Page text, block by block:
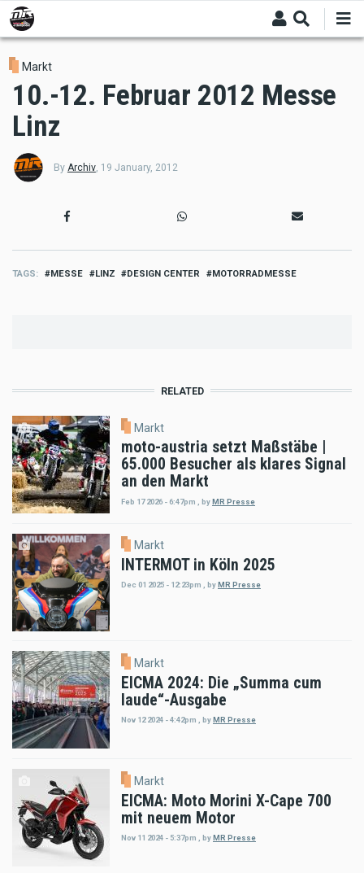
Skip
to
main
content
Markt
10.-12. Februar 2012 Messe
Linz
By Archiv, 19 January, 2012
TAGS MESSE LINZ DESIGN CENTER MOTORRADMESSE
RELATED
Markt
moto-austria setzt Maßstäbe |
65.000 Besucher als klares Signal
an den Markt
Feb 17 2026 - 6:47pm byMR Presse
Markt
INTERMOT in Köln 2025
Dec 01 2025 - 12:23pm , by MR Presse
Markt
EICMA 2024: Die „Summa cum
laude“-Ausgabe
Nov 12 2024 - 4:42pm byMR Presse
Markt
EICMA: Moto Morini X-Cape 700
mit neuem Motor
Nov 11 2024 - 5:37pm byMR Presse